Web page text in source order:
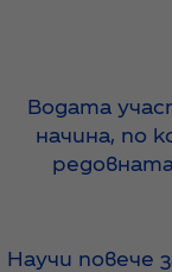
Водата
начина, по
Научи повече